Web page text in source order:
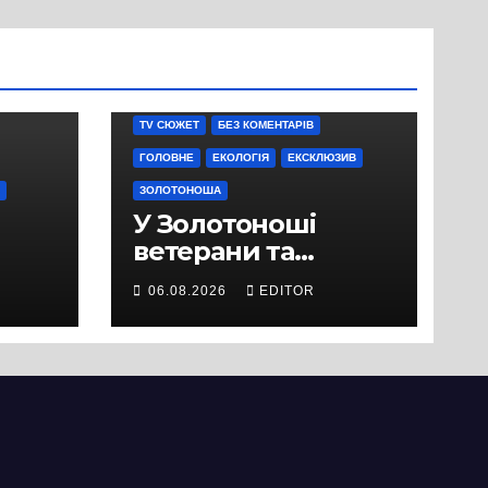
TV СЮЖЕТ БЕЗ КОМЕНТАРІВ
ГОЛОВНЕ ЕКОЛОГІЯ ЕКСКЛЮЗИВ
ЗОЛОТОНОША
У Золотоноші
ветерани та
місцеві жителі
вийшли на
протест до стін
06.08.2026 EDITOR